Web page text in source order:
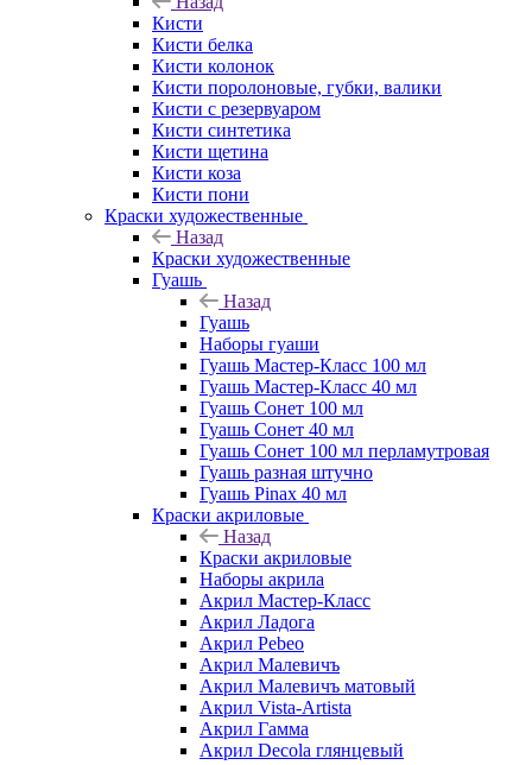
Кисти
Кисти белка
Кисти колонок
Кисти поролоновые, губки, валики
Кисти с резервуаром
Кисти синтетика
Кисти щетина
Кисти коза
Кисти пони
Краски художественные
Назад
Краски художественные
Гуашь
Назад
Гуашь
Наборы гуаши
Гуашь Мастер-Класс 100 мл
Гуашь Мастер-Класс 40 мл
Гуашь Сонет 100 мл
Гуашь Сонет 40 мл
Гуашь Сонет 100 мл перламутровая
Гуашь разная штучно
Гуашь Pinax 40 мл
Краски акриловые
Назад
Краски акриловые
Наборы акрила
Акрил Мастер-Класс
Акрил Ладога
Акрил Pebeo
Акрил Малевичъ
Акрил Малевичъ матовый
Акрил Vista-Artista
Акрил Гамма
Акрил Decola глянцевый